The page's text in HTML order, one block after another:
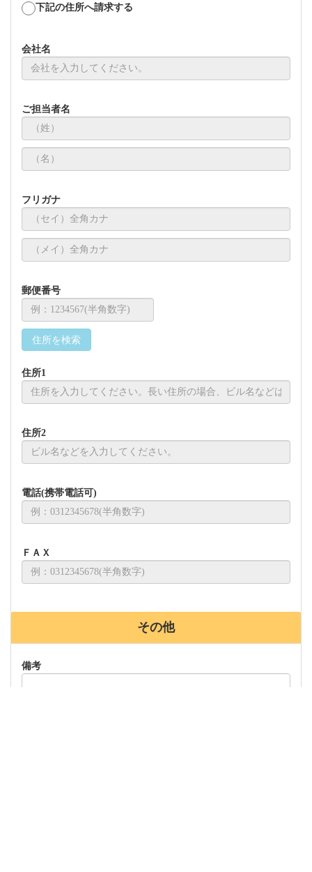
下記の住所へ請求する
会社名
ご担当者名
フリガナ
郵便番号
住所1
住所2
電話(携帯電話可)
ＦＡＸ
その他
備考